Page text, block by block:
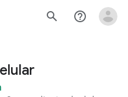
search help_outline